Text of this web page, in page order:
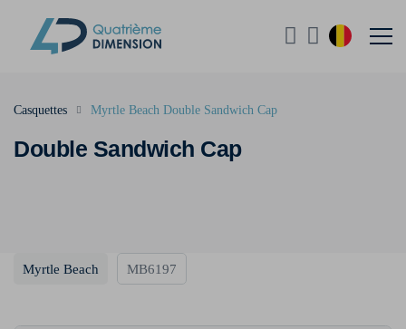
Double Sandwich Cap
Casquettes Myrtle Beach Double Sandwich Cap
Myrtle Beach MB6197